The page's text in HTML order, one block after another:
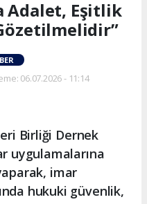
Adalet, Eşitlik
06.07.2026 - 11:14
Birliği Dernek
uygulamalarına
imar
hukuki güvenlik,